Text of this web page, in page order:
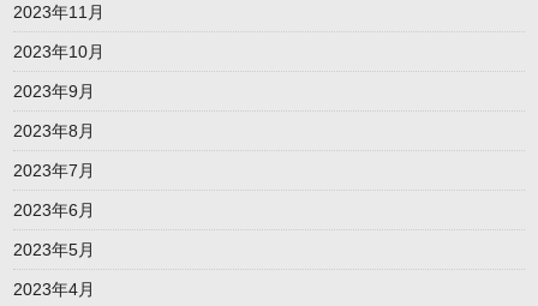
2023年11月
2023年10月
2023年9月
2023年8月
2023年7月
2023年6月
2023年5月
2023年4月